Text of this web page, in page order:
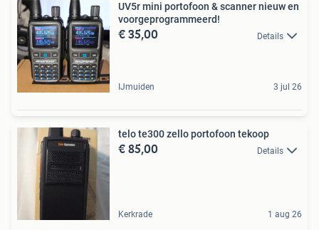
UV5r mini portofoon & scanner nieuw en
voorgeprogrammeerd!
€ 35,00 Details
IJmuiden 3 jul 26
telo te300 zello portofoon tekoop
€ 85,00 Details
Kerkrade 1 aug 26